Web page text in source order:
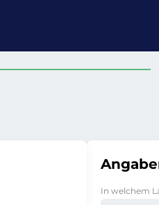
In welchem